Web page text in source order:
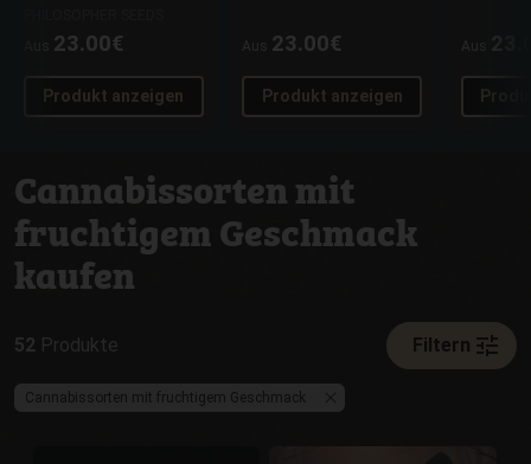
23.00€
Produkt anzeigen
Aus 23.00€
Produkt anzeigen
Aus
Cannabissorten mit
fruchtigem Geschmack
kaufen
52 Produkte Filtern tune
Cannabissorten mit fruchtigem Geschmack